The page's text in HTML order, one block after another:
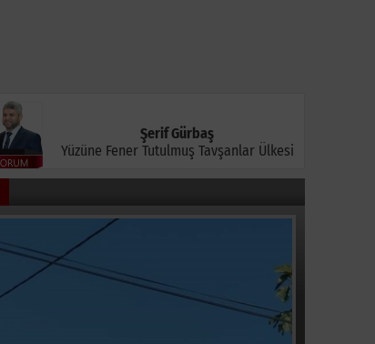
Şerif Gürbaş
Yüzüne Fener Tutulmuş Tavşanlar Ülkesi